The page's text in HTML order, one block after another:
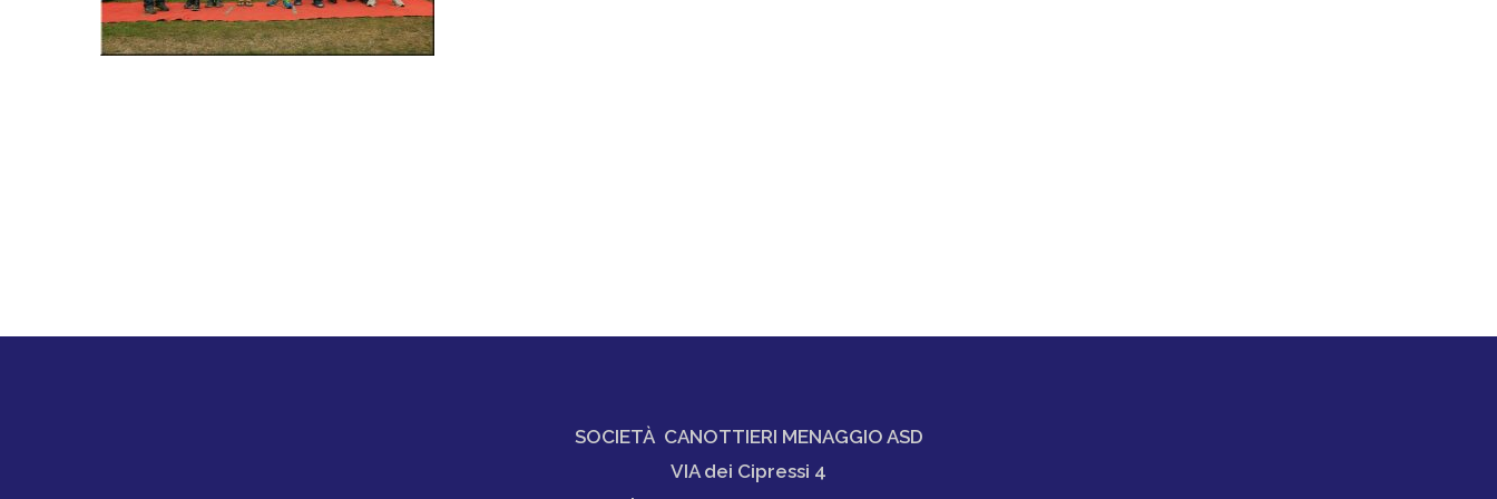
SOCIETÀ CANOTTIERI MENAGGIO ASD
VIA dei Cipressi 4